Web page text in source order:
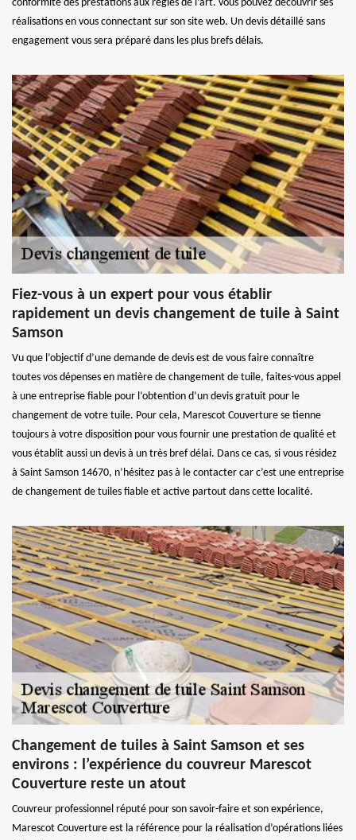
conformité des prestations aux règles de l’art. vous pouvez découvrir ses
réalisations en vous connectant sur son site web. Un devis détaillé sans
engagement vous sera préparé dans les plus brefs délais.
Fiez-vous à un expert pour vous établir
rapidement un devis changement de tuile à Saint
Samson
Vu que l’objectif d’une demande de devis est de vous faire connaître
toutes vos dépenses en matière de changement de tuile, faites-vous appel
à une entreprise fiable pour l’obtention d’un devis gratuit pour le
changement de votre tuile. Pour cela, Marescot Couverture se tienne
toujours à votre disposition pour vous fournir une prestation de qualité et
vous établit aussi un devis à un très bref délai. Dans ce cas, si vous résidez
à Saint Samson 14670, n’hésitez pas à le contacter car c’est une entreprise
de changement de tuiles fiable et active partout dans cette localité.
Changement de tuiles à Saint Samson et ses
environs : l’expérience du couvreur Marescot
Couverture reste un atout
Couvreur professionnel réputé pour son savoir-faire et son expérience,
Marescot Couverture est la référence pour la réalisation d’opérations liées